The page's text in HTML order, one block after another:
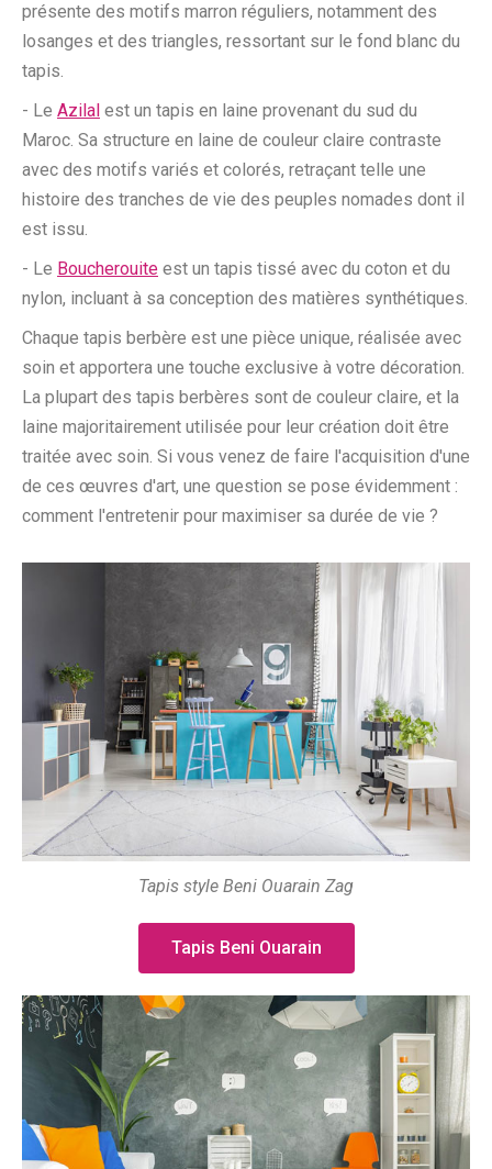
présente des motifs marron réguliers, notamment des
losanges et des triangles, ressortant sur le fond blanc du
tapis.
- Le Azilal est un tapis en laine provenant du sud du
Maroc. Sa structure en laine de couleur claire contraste
avec des motifs variés et colorés, retraçant telle une
histoire des tranches de vie des peuples nomades dont il
est issu.
- Le Boucherouite est un tapis tissé avec du coton et du
nylon, incluant à sa conception des matières synthétiques.
Chaque tapis berbère est une pièce unique, réalisée avec
soin et apportera une touche exclusive à votre décoration.
La plupart des tapis berbères sont de couleur claire, et la
laine majoritairement utilisée pour leur création doit être
traitée avec soin. Si vous venez de faire l'acquisition d'une
de ces œuvres d'art, une question se pose évidemment :
comment l'entretenir pour maximiser sa durée de vie ?
Tapis style Beni Ouarain Zag
Tapis Beni Ouarain